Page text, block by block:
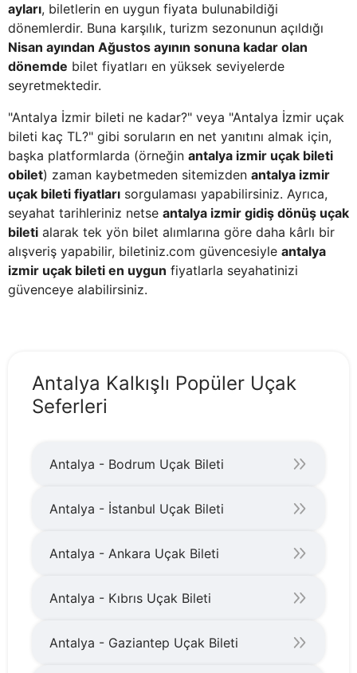
ayları, biletlerin en uygun fiyata bulunabildiği
dönemlerdir. Buna karşılık, turizm sezonunun açıldığı
Nisan ayından Ağustos ayının sonuna kadar olan
dönemde bilet fiyatları en yüksek seviyelerde
seyretmektedir.
"Antalya İzmir bileti ne kadar?" veya "Antalya İzmir uçak
bileti kaç TL?" gibi soruların en net yanıtını almak için,
başka platformlarda (örneğin antalya izmir uçak bileti
obilet) zaman kaybetmeden sitemizden antalya izmir
uçak bileti fiyatları sorgulaması yapabilirsiniz. Ayrıca,
seyahat tarihleriniz netse antalya izmir gidiş dönüş uçak
bileti alarak tek yön bilet alımlarına göre daha kârlı bir
alışveriş yapabilir, biletiniz.com güvencesiyle antalya
izmir uçak bileti en uygun fiyatlarla seyahatinizi
güvenceye alabilirsiniz.
Antalya Kalkışlı Popüler Uçak
Seferleri
Antalya - Bodrum Uçak Bileti
Antalya - İstanbul Uçak Bileti
Antalya - Ankara Uçak Bileti
Antalya - Kıbrıs Uçak Bileti
Antalya - Gaziantep Uçak Bileti